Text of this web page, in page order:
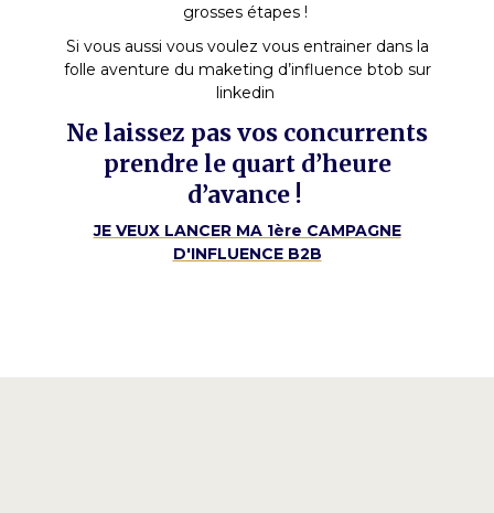
grosses étapes !
Si vous aussi vous voulez vous entrainer dans la
folle aventure du maketing d’influence btob sur
linkedin
Ne laissez pas vos concurrents
prendre le quart d’heure
d’avance !
JE VEUX LANCER MA 1ère CAMPAGNE
D'INFLUENCE B2B